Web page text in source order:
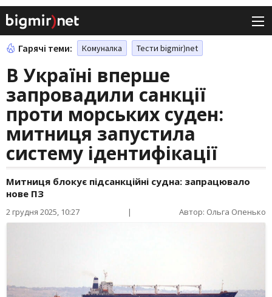
Гарячі теми: Комуналка Тести bigmir)net
В Україні вперше
запровадили санкції
проти морських суден:
митниця запустила
систему ідентифікації
Митниця блокує підсанкційні судна: запрацювало
нове ПЗ
2 грудня 2025, 10:27 | Автор: Ольга Опенько